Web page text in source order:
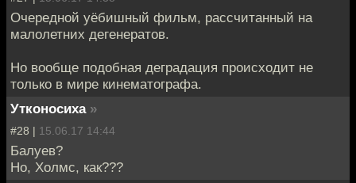
Очередной уёбишный фильм, рассчитанный на
малолетних дегенератов.
Но вообще подобная деградация происходит не
только в мире кинематографа.
Утконосиха »
#28 | 15.06.17 14:44
Балуев?
Но, Холмс, как???